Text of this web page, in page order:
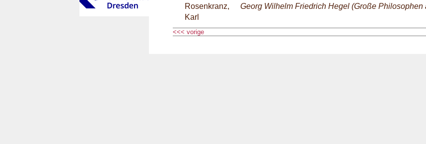
Rosenkranz,
Karl
Georg Wilhelm Friedrich Hegel (Große Philosophen
<<< vorige